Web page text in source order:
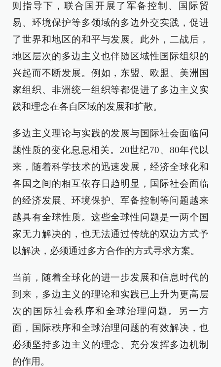
则指导下，联合国开展了军备控制、国际贸
易、环境保护等多领域的多边外交实践，促进
了世界和地区的和平与发展。此外，二战后，
地区层次的多边主义也伴随区域性国际组织的
兴起而不断发展。例如，东盟、欧盟、美洲国
家组织、非洲统一组织等都促进了多边主义实
践和理念在各自区域的发展和扩散。
多边主义理论与实践的发展与国际社会面临问
题性质的变化息息相关。20世纪70、80年代以
来，随着科学技术的迅速发展，经济全球化和
各国之间的相互依存日趋明显，国际社会面临
的经济发展、环境保护、军备控制等问题越来
越具有全球性质。这些全球性问题是一两个国
家无力解决的，也无法通过传统的双边方式予
以解决，必须通过多方合作的方式寻求方案。
当前，随着全球化的进一步发展和信息时代的
到来，多边主义的理论和实践已上升为更高层
次的国际社会秩序和全球治理问题。另一方
面，国际秩序和全球治理问题的有效解决，也
必须坚持多边主义的理念、充分发挥多边机制
的作用。